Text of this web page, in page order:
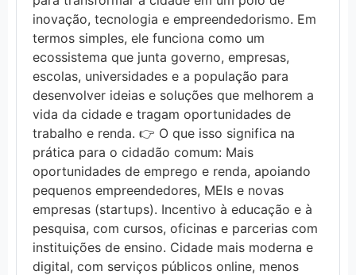
inovação, tecnologia e empreendedorismo. Em
termos simples, ele funciona como um
ecossistema que junta governo, empresas,
escolas, universidades e a população para
desenvolver ideias e soluções que melhorem a
vida da cidade e tragam oportunidades de
trabalho e renda. 👉 O que isso significa na
prática para o cidadão comum: Mais
oportunidades de emprego e renda, apoiando
pequenos empreendedores, MEIs e novas
empresas (startups). Incentivo à educação e à
pesquisa, com cursos, oficinas e parcerias com
instituições de ensino. Cidade mais moderna e
digital, com serviços públicos online, menos